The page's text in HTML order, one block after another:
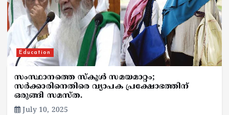
Education
സംസ്ഥാനത്തെ സ്കൂൾ സമയമാറ്റം;
സർക്കാരിനെതിരെ വ്യാപക പ്രക്ഷോഭത്തിന്
ഒരുങ്ങി സമസ്ത.
July 10, 2025